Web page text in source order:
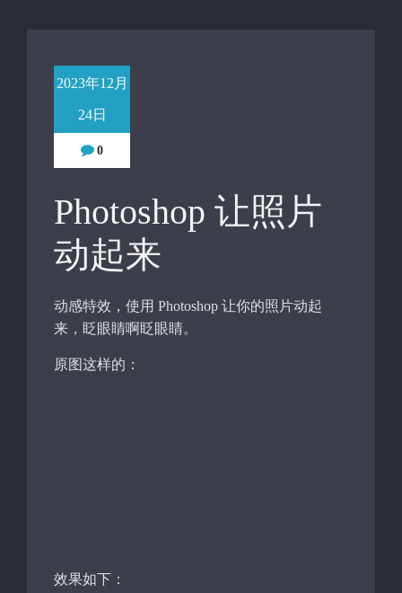
2023年12月
24日
0
Photoshop 让照片
动起来
动感特效，使用 Photoshop 让你的照片动起
来，眨眼睛啊眨眼睛。
原图这样的：
效果如下：